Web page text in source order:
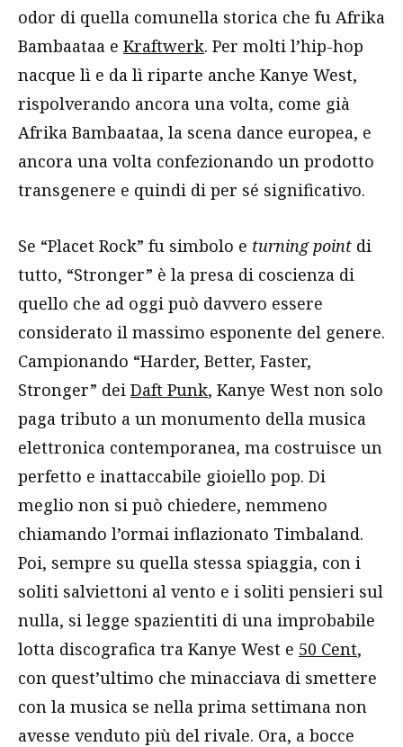
odor di quella comunella storica che fu Afrika
Bambaataa e Kraftwerk. Per molti l’hip-hop
nacque lì e da lì riparte anche Kanye West,
rispolverando ancora una volta, come già
Afrika Bambaataa, la scena dance europea, e
ancora una volta confezionando un prodotto
transgenere e quindi di per sé significativo.
Se “Placet Rock” fu simbolo e turning point di
tutto, “Stronger” è la presa di coscienza di
quello che ad oggi può davvero essere
considerato il massimo esponente del genere.
Campionando “Harder, Better, Faster,
Stronger” dei Daft Punk, Kanye West non solo
paga tributo a un monumento della musica
elettronica contemporanea, ma costruisce un
perfetto e inattaccabile gioiello pop. Di
meglio non si può chiedere, nemmeno
chiamando l’ormai inflazionato Timbaland.
Poi, sempre su quella stessa spiaggia, con i
soliti salviettoni al vento e i soliti pensieri sul
nulla, si legge spazientiti di una improbabile
lotta discografica tra Kanye West e 50 Cent,
con quest’ultimo che minacciava di smettere
con la musica se nella prima settimana non
avesse venduto più del rivale. Ora, a bocce